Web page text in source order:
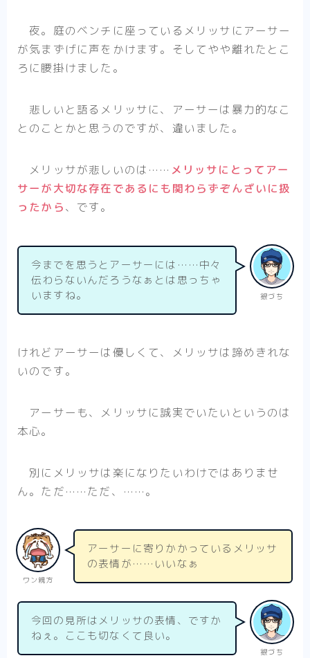
夜。庭のベンチに座っているメリッサにアーサー
が気まずげに声をかけます。そしてやや離れたとこ
ろに腰掛けました。
悲しいと語るメリッサに、アーサーは暴力的なこ
とのことかと思うのですが、違いました。
メリッサが悲しいのは…… メリッサにとってアー
サーが大切な存在であるにも関わらずぞんざいに扱
ったから、です。
銀づち
今までを思うとアーサーには……中々
伝わらないんだろうなぁとは思っちゃ
いますね。
けれどアーサーは優しくて、メリッサは諦めきれな
いのです。
アーサーも、メリッサに誠実でいたいというのは
本心。
別にメリッサは楽になりたいわけではありませ
ん。ただ……ただ、……。
ワン親方
アーサーに寄りかかっているメリッサ
の表情が……いいなぁ
銀づち
今回の見所はメリッサの表情、ですか
ねぇ。ここも切なくて良い。